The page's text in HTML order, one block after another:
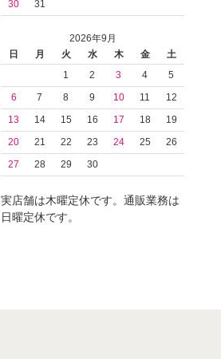
30
31
2026年9月
日
月 火 水 木 金
土
1
2 3 4
5
6
7 8 9 10 11
12
13
14 15 16 17 18
19
20
21 22 23 24 25
26
27
28 29 30
実店舗は木曜定休です。通販業務は
日曜定休です。